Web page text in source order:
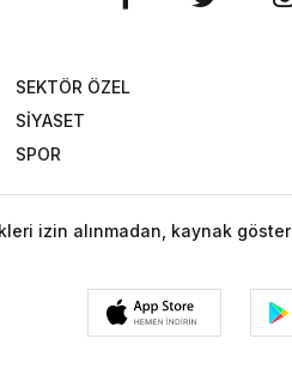
SEKTÖR ÖZEL
SİYASET
SPOR
izin alınmadan, kaynak